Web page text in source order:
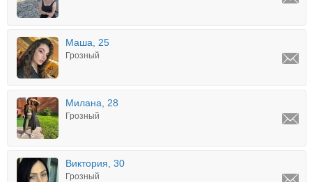
Маша, 25
Грозный
Милана, 28
Грозный
Виктория, 30
Грозный